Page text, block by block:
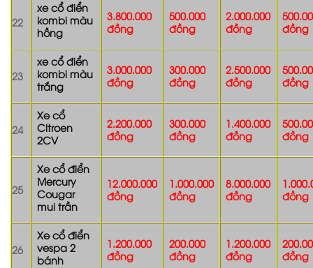
22
xe cổ điển
kombi màu
hồng
3.800.000
đồng
500.000
đồng
2.000.000
đồng
đồng
23
xe cổ điển
kombi màu
trắng
3.000.000
đồng
300.000
đồng
2.500.000
đồng
đồng
24
Xe cổ
Citroen
2CV
2.200.000
đồng
300.000
đồng
1.400.000
đồng
đồng
25
Xe cổ điển
Mercury
Cougar
mui trần
12.000.000
đồng
1.000.000
đồng
8.000.000
đồng
đồng
26
Xe cổ điển
vespa 2
bánh
1.200.000
đồng
200.000
đồng
1.200.000
đồng
đồng